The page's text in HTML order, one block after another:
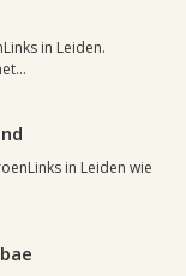
in Leiden.
in Leiden wie